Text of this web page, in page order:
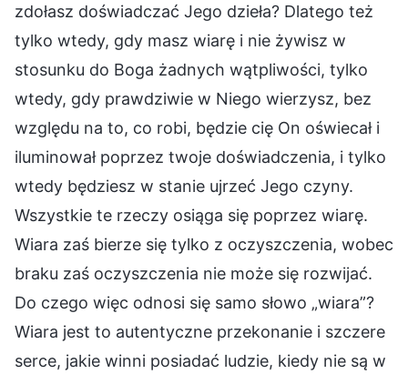
zdołasz doświadczać Jego dzieła? Dlatego też
tylko wtedy, gdy masz wiarę i nie żywisz w
stosunku do Boga żadnych wątpliwości, tylko
wtedy, gdy prawdziwie w Niego wierzysz, bez
względu na to, co robi, będzie cię On oświecał i
iluminował poprzez twoje doświadczenia, i tylko
wtedy będziesz w stanie ujrzeć Jego czyny.
Wszystkie te rzeczy osiąga się poprzez wiarę.
Wiara zaś bierze się tylko z oczyszczenia, wobec
braku zaś oczyszczenia nie może się rozwijać.
Do czego więc odnosi się samo słowo „wiara”?
Wiara jest to autentyczne przekonanie i szczere
serce, jakie winni posiadać ludzie, kiedy nie są w